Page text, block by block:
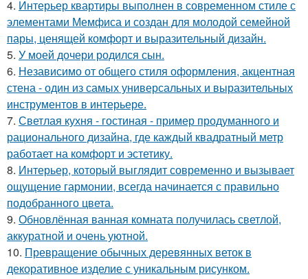
4. Интерьер квартиры выполнен в современном стиле с
элементами Мемфиса и создан для молодой семейной
пары, ценящей комфорт и выразительный дизайн.
5. У моей дочери родился сын.
6. Независимо от общего стиля оформления, акцентная
стена - один из самых универсальных и выразительных
инструментов в интерьере.
7. Светлая кухня - гостиная - пример продуманного и
рационального дизайна, где каждый квадратный метр
работает на комфорт и эстетику.
8. Интерьер, который выглядит современно и вызывает
ощущение гармонии, всегда начинается с правильно
подобранного цвета.
9. Обновлённая ванная комната получилась светлой,
аккуратной и очень уютной.
10. Превращение обычных деревянных веток в
декоративное изделие с уникальным рисунком.